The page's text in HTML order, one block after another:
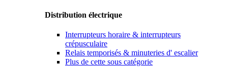
Distribution électrique
Interrupteurs horaire & interrupteurs
crépusculaire
Relais temporisés & minuteries d' escalier
Plus de cette sous catégorie